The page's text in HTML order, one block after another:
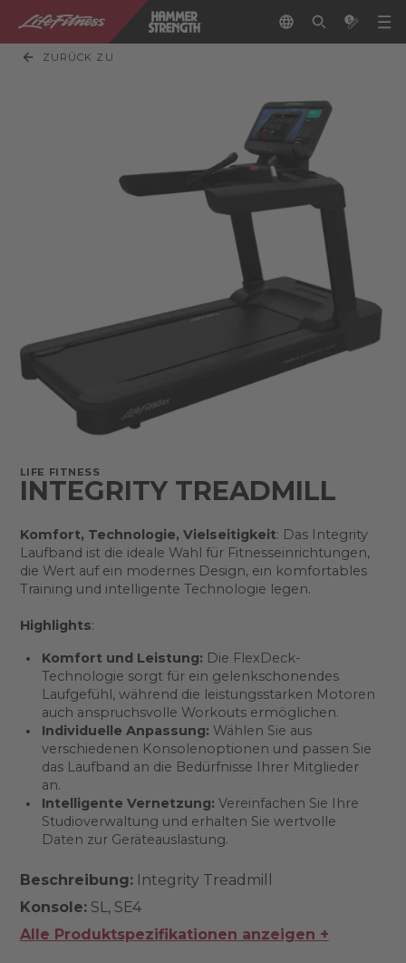
ZURÜCK ZU
LIFE FITNESS
INTEGRITY TREADMILL
Komfort, Technologie, Vielseitigkeit: Das Integrity
Laufband ist die ideale Wahl für Fitnesseinrichtungen,
die Wert auf ein modernes Design, ein komfortables
Training und intelligente Technologie legen.
Highlights:
Komfort und Leistung: Die FlexDeck-
Technologie sorgt für ein gelenkschonendes
Laufgefühl, während die leistungsstarken Motoren
auch anspruchsvolle Workouts ermöglichen.
Individuelle Anpassung: Wählen Sie aus
verschiedenen Konsolenoptionen und passen Sie
das Laufband an die Bedürfnisse Ihrer Mitglieder
an.
Intelligente Vernetzung: Vereinfachen Sie Ihre
Studioverwaltung und erhalten Sie wertvolle
Daten zur Geräteauslastung.
Beschreibung:Integrity Treadmill
Konsole:SL, SE4
Alle Produktspezifikationen anzeigen +